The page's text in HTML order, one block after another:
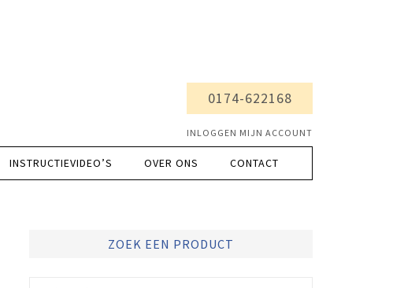
0174-622168
INLOGGEN MIJN ACCOUNT
INSTRUCTIEVIDEO’S OVER ONS CONTACT
ZOEK EEN PRODUCT